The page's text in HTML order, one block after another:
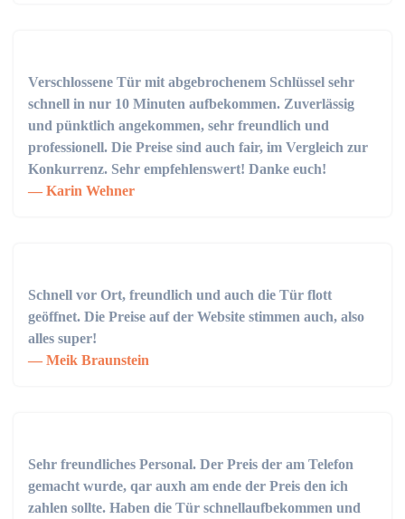
Verschlossene Tür mit abgebrochenem Schlüssel sehr
schnell in nur 10 Minuten aufbekommen. Zuverlässig
und pünktlich angekommen, sehr freundlich und
professionell. Die Preise sind auch fair, im Vergleich zur
Konkurrenz. Sehr empfehlenswert! Danke euch!
Karin Wehner
Schnell vor Ort, freundlich und auch die Tür flott
geöffnet. Die Preise auf der Website stimmen auch, also
alles super!
Meik Braunstein
Sehr freundliches Personal. Der Preis der am Telefon
gemacht wurde, qar auxh am ende der Preis den ich
zahlen sollte. Haben die Tür schnellaufbekommen und